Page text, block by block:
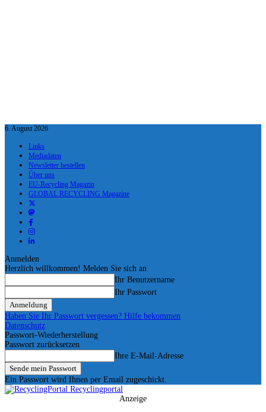
6. August 2026
Links
Mediadaten
Newsletter bestellen
Über uns
EU-Recycling Magazin
GLOBAL RECYCLING Magazine
Anmelden
Herzlich willkommen! Melden Sie sich an
Ihr Benutzername
Ihr Passwort
Haben Sie Ihr Passwort vergessen? Hilfe bekommen
Datenschutz
Passwort-Wiederherstellung
Passwort zurücksetzen
Ihre E-Mail-Adresse
Ein Passwort wird Ihnen per Email zugeschickt.
Recyclingportal
Anzeige